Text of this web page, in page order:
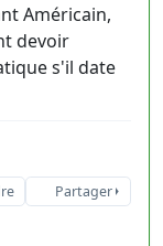
Américain,
devoir
s'il date
Partager